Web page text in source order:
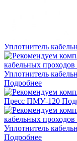
Уплотнитель
Уплотнитель
Подробнее
Пресс ПМУ-120
Уплотнитель
Подробнее